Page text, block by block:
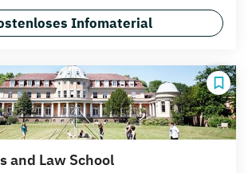
Infomaterial
and Law School